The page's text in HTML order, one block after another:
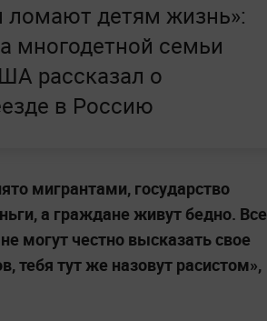
ломают детям жизнь»:
многодетной семьи
рассказал о
в Россию
мигрантами, государство
а граждане живут бедно. Все
могут честно высказать свое
тебя тут же назовут расистом»,